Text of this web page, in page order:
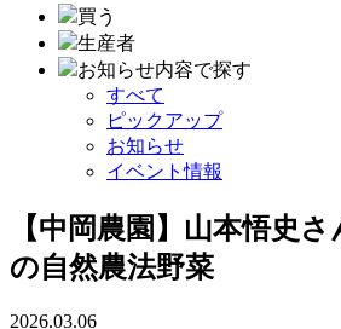
買う
生産者
お知らせ内容で探す
すべて
ピックアップ
お知らせ
イベント情報
【中岡農園】山本悟史
の自然農法野菜
2026.03.06